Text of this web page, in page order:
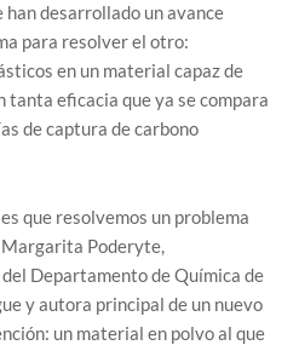
desarrollado un avance
para resolver el otro:
en un material capaz de
tanta eficacia que ya se compara
de captura de carbono
que resolvemos un problema
Margarita Poderyte,
Departamento de Química de
y autora principal de un nuevo
un material en polvo al que